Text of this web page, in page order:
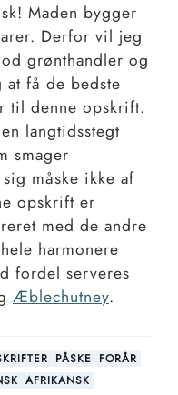
Maden bygger
Derfor vil jeg
grønthandler og
at få de bedste
til denne opskrift.
langtidsstegt
smager
måske ikke af
opskrift er
med de andre
harmonere
fordel serveres
Æblechutney.
PÅSKE FORÅR
AFRIKANSK